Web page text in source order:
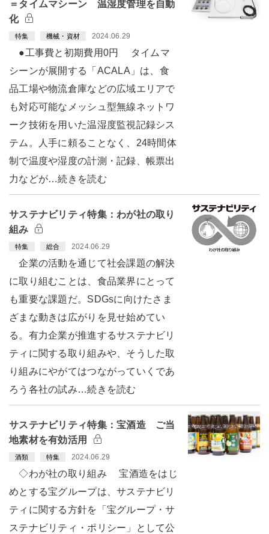
＝タイムマシーン 温湿度管理を自動
化
特集 機械・資材 2024.06.29
●工事費と初期費用0円 タイムマ
シーンが展開する「ACALA」は、食
品工場や物流倉庫などの広域エリアで
も対応可能なメッシュ型無線ネットワ
ーク技術を用いた温湿度監視記録シス
テム。人手に頼ることなく、24時間体
制で温度や湿度の計測・記録、帳票出
力などが…続きを読む
サステナビリティ特集：わが社の取り
組み
特集 総合 2024.06.29
企業の活動を通じて社会課題の解決
に取り組むことは、食品業界にとって
も重要な課題だ。SDGsに向けたさま
ざまな動きは広がりを見せ始めてい
る。有力企業が推進するサステナビリ
ティに関する取り組みや、そうした取
り組みにやがてはつながっていくであ
ろう各社の試み…続きを読む
サステナビリティ特集：宝酒造 ご当
地素材を有効活用
酒類 特集 2024.06.29
◇わが社の取り組み 宝酒造をはじ
めとする宝グループは、サステナビリ
ティに関する方針を「宝グループ・サ
ステナビリティ・ポリシー」として公